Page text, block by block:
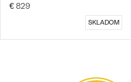
€ 829
SKLADOM